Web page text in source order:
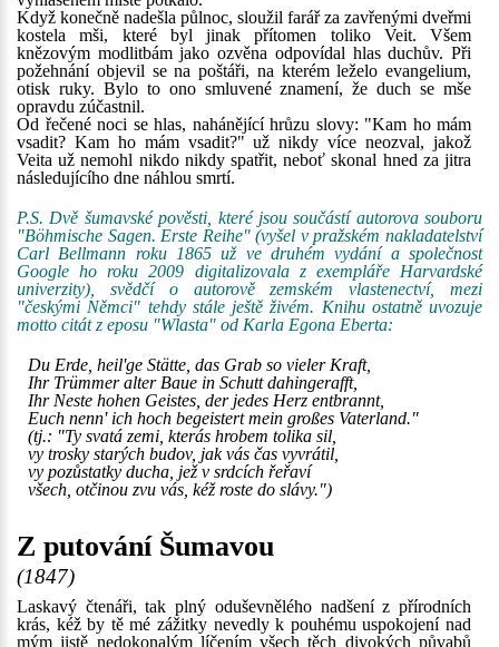
Když konečně nadešla půlnoc, sloužil farář za zavřenými dveřmi
kostela mši, které byl jinak přítomen toliko Veit. Všem
knězovým modlitbám jako ozvěna odpovídal hlas duchův. Při
požehnání objevil se na poštáři, na kterém leželo evangelium,
otisk ruky. Bylo to ono smluvené znamení, že duch se mše
opravdu zúčastnil.
Od řečené noci se hlas, nahánějící hrůzu slovy: "Kam ho mám
vsadit? Kam ho mám vsadit?" už nikdy více neozval, jakož
Veita už nemohl nikdo nikdy spatřit, neboť skonal hned za jitra
následujícího dne náhlou smrtí.
P.S. Dvě šumavské pověsti, které jsou součástí autorova souboru
"Böhmische Sagen. Erste Reihe" (vyšel v pražském nakladatelství
Carl Bellmann roku 1865 už ve druhém vydání a společnost
Google ho roku 2009 digitalizovala z exempláře Harvardské
univerzity), svědčí o autorově zemském vlastenectví, mezi
"českými Němci" tehdy stále ještě živém. Knihu ostatně uvozuje
motto citát z eposu "Wlasta" od Karla Egona Eberta:
Du Erde, heil'ge Stätte, das Grab so vieler Kraft,
Ihr Trümmer alter Baue in Schutt dahingerafft,
Ihr Neste hohen Geistes, der jedes Herz entbrannt,
Euch nenn' ich hoch begeistert mein großes Vaterland."
(tj.: "Ty svatá zemi, kterás hrobem tolika sil,
vy trosky starých budov, jak vás čas vyvrátil,
vy pozůstatky ducha, jež v srdcích řeřaví
všech, otčinou zvu vás, kéž roste do slávy.")
Z putování Šumavou
(1847)
Laskavý čtenáři, tak plný oduševnělého nadšení z přírodních
krás, kéž by tě mé zážitky nevedly k pouhému uspokojení nad
mým jistě nedokonalým líčením všech těch divokých půvabů